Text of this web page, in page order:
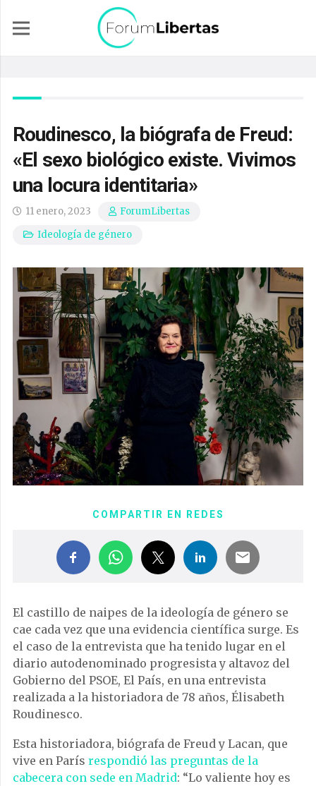
Roudinesco, la biógrafa de Freud:
«El sexo biológico existe. Vivimos
una locura identitaria»
11 enero, 2023
ForumLibertas
Ideología de género
COMPARTIR EN REDES
El castillo de naipes de la ideología de género se
cae cada vez que una evidencia científica surge. Es
el caso de la entrevista que ha tenido lugar en el
diario autodenominado progresista y altavoz del
Gobierno del PSOE, El País, en una entrevista
realizada a la historiadora de 78 años, Élisabeth
Roudinesco.
Esta historiadora, biógrafa de Freud y Lacan, que
vive en París respondió las preguntas de la
cabecera con sede en Madrid: “Lo valiente hoy es